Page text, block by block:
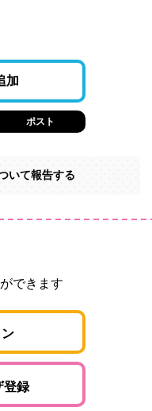
加
ポスト
いて報告する
できます
登録